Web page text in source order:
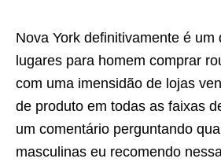
Nova York definitivamente é um
lugares para homem comprar
com uma imensidão de lojas
de produto em todas as faixas
um comentário perguntando
masculinas eu recomendo